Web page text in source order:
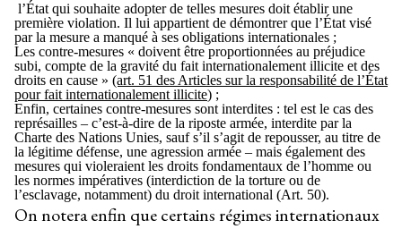
l’État qui souhaite adopter de telles mesures doit établir une
première violation. Il lui appartient de démontrer que l’État visé
par la mesure a manqué à ses obligations internationales ;
Les contre-mesures « doivent être proportionnées au préjudice
subi, compte de la gravité du fait internationalement illicite et des
droits en cause » (art. 51 des Articles sur la responsabilité de l’État
pour fait internationalement illicite) ;
Enfin, certaines contre-mesures sont interdites : tel est le cas des
représailles – c’est-à-dire de la riposte armée, interdite par la
Charte des Nations Unies, sauf s’il s’agit de repousser, au titre de
la légitime défense, une agression armée – mais également des
mesures qui violeraient les droits fondamentaux de l’homme ou
les normes impératives (interdiction de la torture ou de
l’esclavage, notamment) du droit international (Art. 50).
On notera enfin que certains régimes internationaux